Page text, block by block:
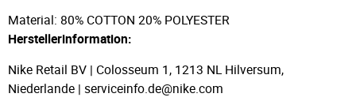
Material: 80% COTTON 20% POLYESTER
Herstellerinformation:
Nike Retail BV | Colosseum 1, 1213 NL Hilversum,
Niederlande | serviceinfo.de@nike.com